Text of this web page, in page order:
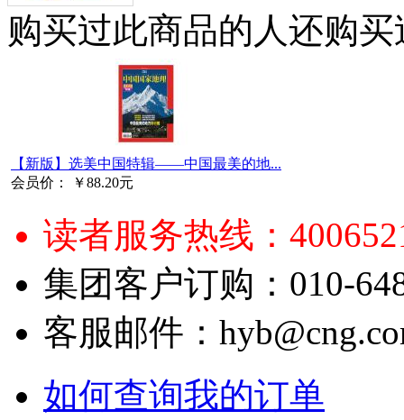
购买过此商品的人还购买
【新版】选美中国特辑——中国最美的地...
会员价：
￥88.20元
读者服务热线：
集团客户订购：010-
客服邮件：
如何查询我的订单